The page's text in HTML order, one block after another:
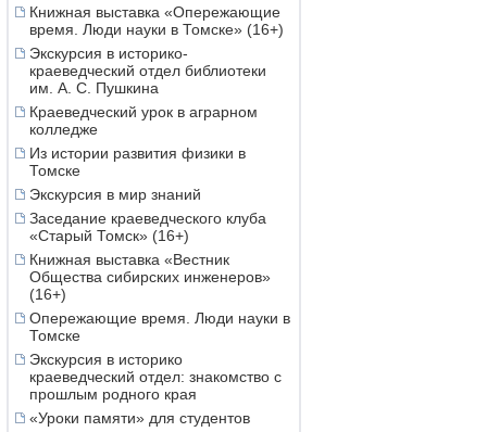
Книжная выставка «Опережающие
время. Люди науки в Томске» (16+)
Экскурсия в историко-
краеведческий отдел библиотеки
им. А. С. Пушкина
Краеведческий урок в аграрном
колледже
Из истории развития физики в
Томске
Экскурсия в мир знаний
Заседание краеведческого клуба
«Старый Томск» (16+)
Книжная выставка «Вестник
Общества сибирских инженеров»
(16+)
Опережающие время. Люди науки в
Томске
Экскурсия в историко
краеведческий отдел: знакомство с
прошлым родного края
«Уроки памяти» для студентов